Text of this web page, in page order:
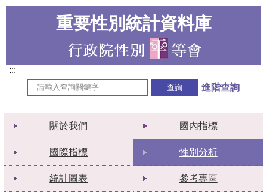
重要性別統計資料庫
進階查詢
關於我們 國內指標
國際指標 性別分析
統計圖表 參考專區